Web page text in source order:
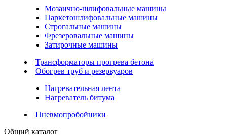
Мозаично-шлифовальные машины
Паркетошлифовальные машины
Строгальные машины
Фрезеровальные машины
Затирочные машины
Трансформаторы прогрева бетона
Обогрев труб и резервуаров
Нагревательная лента
Нагреватель битума
Пневмопробойники
Общий каталог